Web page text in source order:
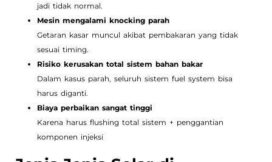
jadi tidak normal.
Mesin mengalami knocking parah
Getaran kasar muncul akibat pembakaran yang tidak
sesuai timing.
Risiko kerusakan total sistem bahan bakar
Dalam kasus parah, seluruh sistem fuel system bisa
harus diganti.
Biaya perbaikan sangat tinggi
Karena harus flushing total sistem + penggantian
komponen injeksi